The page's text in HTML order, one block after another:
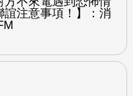
誼注意事項！】：消